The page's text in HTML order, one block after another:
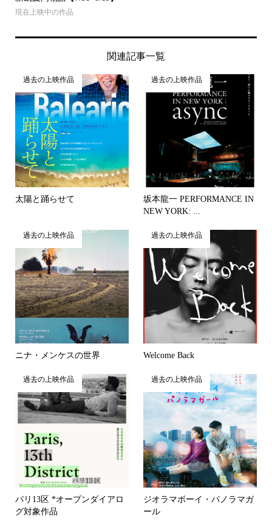
現在上映中の作品
関連記事一覧
過去の上映作品
太陽と踊らせて
過去の上映作品
坂本龍一 PERFORMANCE IN
NEW YORK: ...
過去の上映作品
ニナ・メンケスの世界
過去の上映作品
Welcome Back
過去の上映作品
パリ13区 *オープンダイアロ
グ対象作品
過去の上映作品
ジオラマボーイ・パノラマガ
ール